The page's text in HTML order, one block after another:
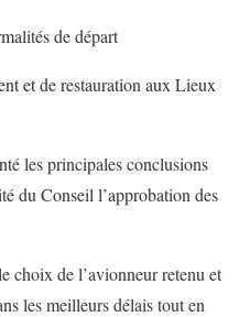
de départ
de restauration aux Lieux
les principales conclusions
du Conseil l’approbation des
choix de l’avionneur retenu et
les meilleurs délais tout en